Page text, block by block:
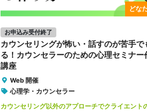
どな
お申込み受付終了
カウンセリングが怖い・話すのが苦手で
る！カウンセラーのための心理セミナー
講座
Web 開催
心理学・カウンセラー
カウンセリング以外のアプローチでクライエント